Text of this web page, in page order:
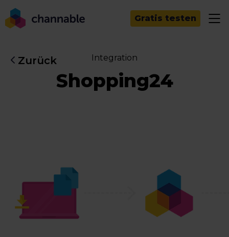
Gratis testen
Zurück Integration
Shopping24